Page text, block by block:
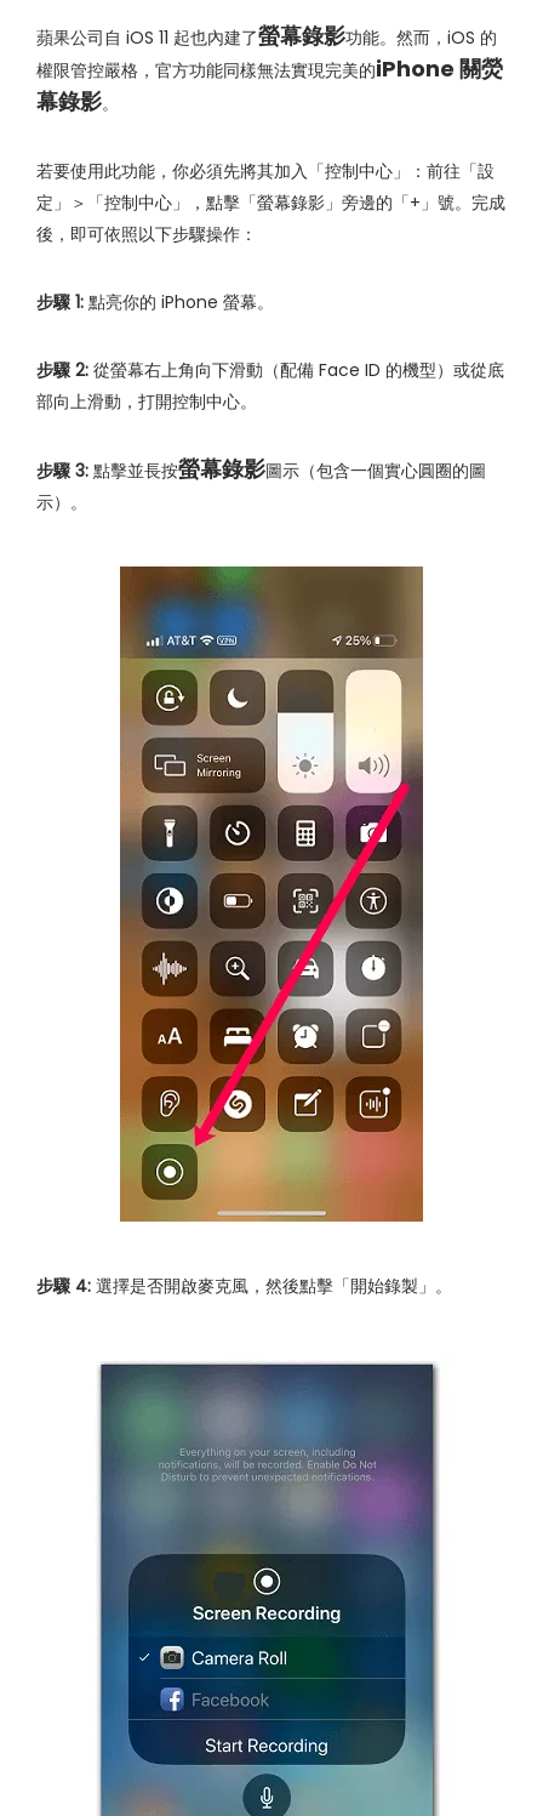
蘋果公司自 iOS 11 起也內建了螢幕錄影功能。然而，iOS 的
權限管控嚴格，官方功能同樣無法實現完美的iPhone 關熒
幕錄影。
若要使用此功能，你必須先將其加入「控制中心」：前往「設
定」＞「控制中心」，點擊「螢幕錄影」旁邊的「+」號。完成
後，即可依照以下步驟操作：
步驟 1: 點亮你的 iPhone 螢幕。
步驟 2: 從螢幕右上角向下滑動（配備 Face ID 的機型）或從底
部向上滑動，打開控制中心。
步驟 3: 點擊並長按螢幕錄影圖示（包含一個實心圓圈的圖
示）。
步驟 4: 選擇是否開啟麥克風，然後點擊「開始錄製」。